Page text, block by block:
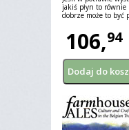
jakiś płyn to równie
dobrze może to być
106,94